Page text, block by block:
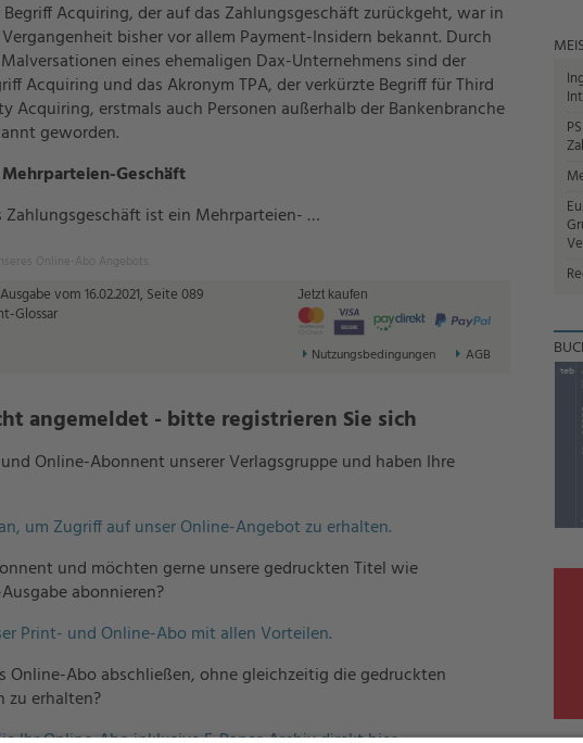
Begriff Acquiring, der auf das Zahlungsgeschäft zurückgeht, war in
bisher vor allem Payment-Insidern bekannt. Durch
eines ehemaligen Dax-Unternehmens sind der
Acquiring und das Akronym TPA, der verkürzte Begriff für Third
Acquiring, erstmals auch Personen außerhalb der Bankenbranche
geworden.
Mehrparteien-Geschäft
Zahlungsgeschäft ist ein Mehrparteien- …
Online-Abo Angebots.
vom 16.02.2021, Seite 089
Glossar
Jetzt kaufen
Nutzungsbedingungen AGB
angemeldet - bitte registrieren Sie sich
Online-Abonnent unserer Verlagsgruppe und haben Ihre
um Zugriff auf unser Online-Angebot zu erhalten.
und möchten gerne unsere gedruckten Titel wie
abonnieren?
Print- und Online-Abo mit allen Vorteilen.
Online-Abo abschließen, ohne gleichzeitig die gedruckten
zu erhalten?